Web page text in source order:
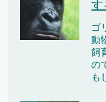
す
ゴ
動
飼
の
も